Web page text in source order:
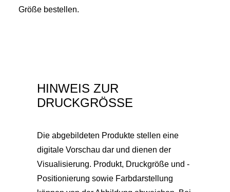
Größe bestellen.
HINWEIS ZUR
DRUCKGRÖSSE
Die abgebildeten Produkte stellen eine
digitale Vorschau dar und dienen der
Visualisierung. Produkt, Druckgröße und -
Positionierung sowie Farbdarstellung